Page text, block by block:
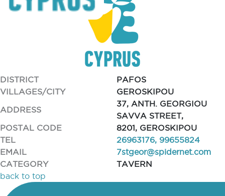
DISTRICT
PAFOS
VILLAGES/CITY
GEROSKIPOU
ADDRESS
37, ANTH. GEORGIOU
SAVVA STREET,
POSTAL CODE
8201, GEROSKIPOU
TEL
26963176, 99655824
EMAIL
7stgeor@spidernet.com
CATEGORY
TAVERN
back to top